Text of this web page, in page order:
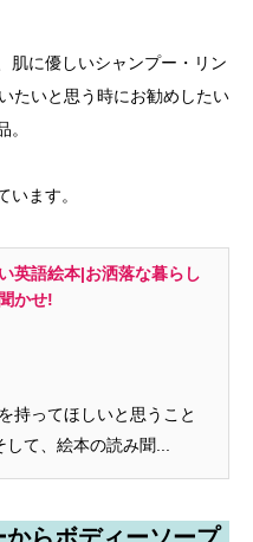
肌に優しいシャンプー・リン
たいと思う時にお勧めしたい
います。
英語絵本|お洒落な暮らし
かせ!
持ってほしいと思うこと
て、絵本の読み聞...